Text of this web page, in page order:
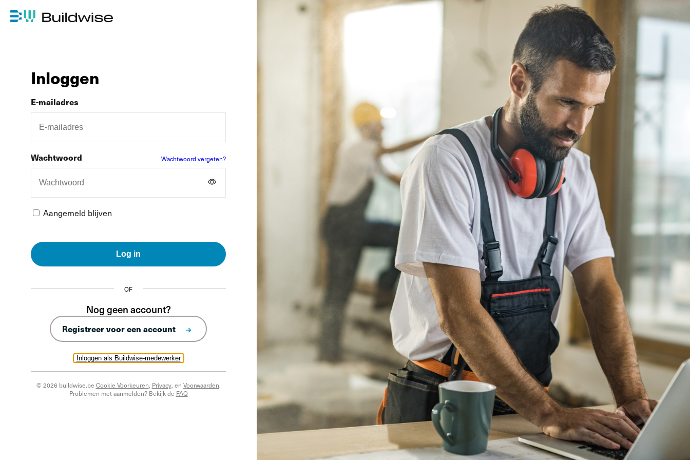
Inloggen
Inloggen als Buildwise-medewerker
E-mailadres
Wachtwoord Wachtwoord vergeten?
Aangemeld blijven
Log in
OF
Nog geen account?
Registreer voor een account
© 2026 buildwise.be Cookie Voorkeuren, Privacy, en Voorwaarden.
Problemen met aanmelden? Bekijk de FAQ